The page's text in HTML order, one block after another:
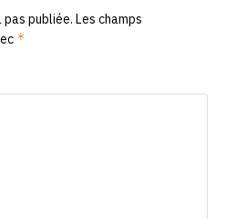
publiée. Les champs
*